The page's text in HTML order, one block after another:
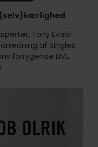
(selv)kærlighed
Tony Evald
anledning af Singles
forrygende LIVE.